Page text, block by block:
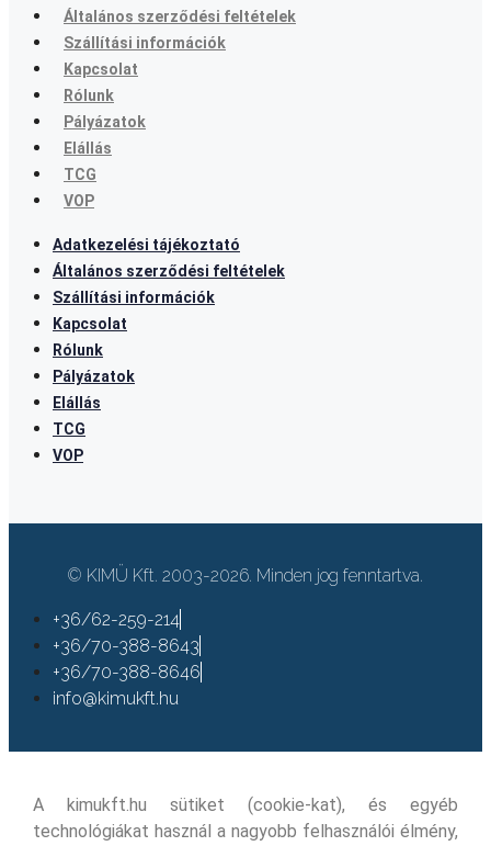
Általános szerződési feltételek
Szállítási információk
Kapcsolat
Rólunk
Pályázatok
Elállás
TCG
VOP
Adatkezelési tájékoztató
Általános szerződési feltételek
Szállítási információk
Kapcsolat
Rólunk
Pályázatok
Elállás
TCG
VOP
© KIMÜ Kft. 2003-2026. Minden jog fenntartva.
+36/62-259-214
+36/70-388-8643
+36/70-388-8646
info@kimukft.hu
A kimukft.hu sütiket (cookie-kat), és egyéb
technológiákat használ a nagyobb felhasználói élmény,